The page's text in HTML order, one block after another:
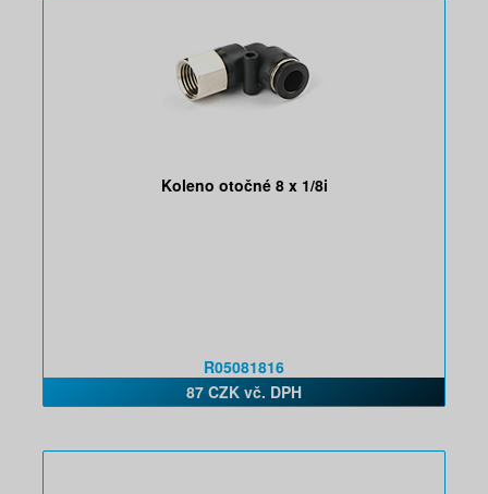
Koleno otočné 8 x 1/8i
R05081816
87 CZK vč. DPH